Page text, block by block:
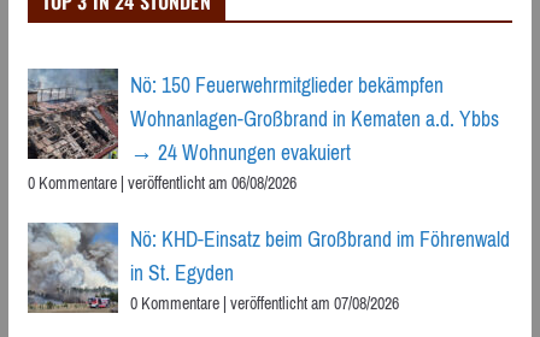
Nö: 150 Feuerwehrmitglieder bekämpfen
Wohnanlagen-Großbrand in Kematen a.d. Ybbs
→ 24 Wohnungen evakuiert
0 Kommentare|veröffentlicht am 06/08/2026
Nö: KHD-Einsatz beim Großbrand im Föhrenwald
in St. Egyden
0 Kommentare|veröffentlicht am 07/08/2026